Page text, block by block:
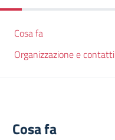
Cosa fa
Organizzazione e contatti
Cosa fa